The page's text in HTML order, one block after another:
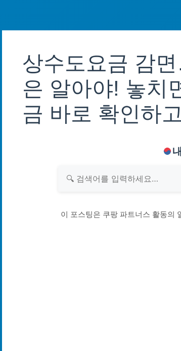
상수도요금 감
은 알아야! 놓치
금 바로 확인하
이 포스팅은 쿠팡 파트너스 활동의